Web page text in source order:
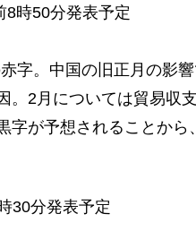
時50分発表予定
字。中国の旧正月の影
。2月については貿易収
字が予想されることから
30分発表予定